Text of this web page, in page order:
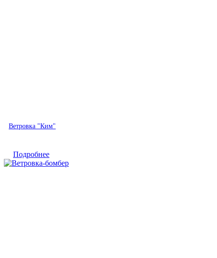
Ветровка "Ким"
Подробнее